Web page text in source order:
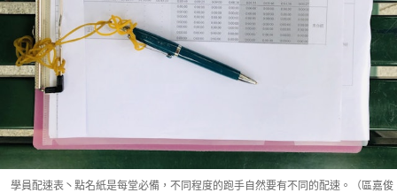
學員配速表丶點名紙是每堂必備，不同程度的跑手自然要有不同的配速。（區嘉俊